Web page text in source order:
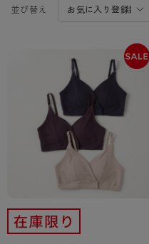
レッグウェア
ストッキング
- 無地ストッキング
- 柄ストッキング
- ショート丈ストッ
- パンティ部レスス
インナーウェア
ブラジャー
- ノンワイヤーブラ
- ワイヤーブラ
ショーツ
ライフスタイルウェア
ボトムス
アクティブ・スポーツ
レッグウエア
ソックス・靴下
クルー・レギュラ
スニーカー丈・く
ハイソックス
インナーウエア
メンズパンツ
ボクサー
トランクス
肌着・インナー
ライフスタイルウェア
ボトムス
レッグウエア
タイツ
ソックス・靴下
クルー・レギュラー
スニーカー丈・く
スクールソックス
インナーウエア
ブラジャー
ノンワイヤーブラ
ワイヤーブラ
ショーツ
ブランドから探す
AZGI
アスティーグ
クリアビューティア
フェイクタイツ
商品選びのお手伝い
お悩み別ガードル
ブラジャー特集
タイツの選び方
はじめての方へ
並び替え